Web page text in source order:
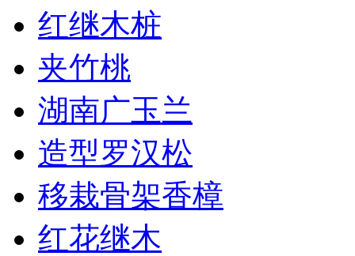
红继木桩
夹竹桃
湖南广玉兰
造型罗汉松
移栽骨架香樟
红花继木